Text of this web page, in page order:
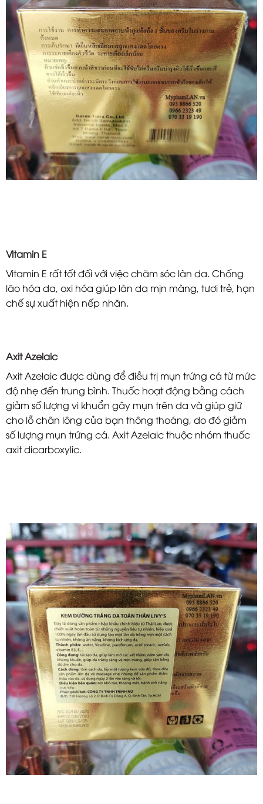
Vitamin E
Vitamin E rất tốt đối với việc chăm sóc làn da. Chống
lão hóa da, oxi hóa giúp làn da mịn màng, tươi trẻ, hạn
chế sự xuất hiện nếp nhăn.
Axit Azelaic
Axit Azelaic được dùng để điều trị mụn trứng cá từ mức
độ nhẹ đến trung bình. Thuốc hoạt động bằng cách
giảm số lượng vi khuẩn gây mụn trên da và giúp giữ
cho lỗ chân lông của bạn thông thoáng, do đó giảm
số lượng mụn trứng cá. Axit Azelaic thuộc nhóm thuốc
axit dicarboxylic.